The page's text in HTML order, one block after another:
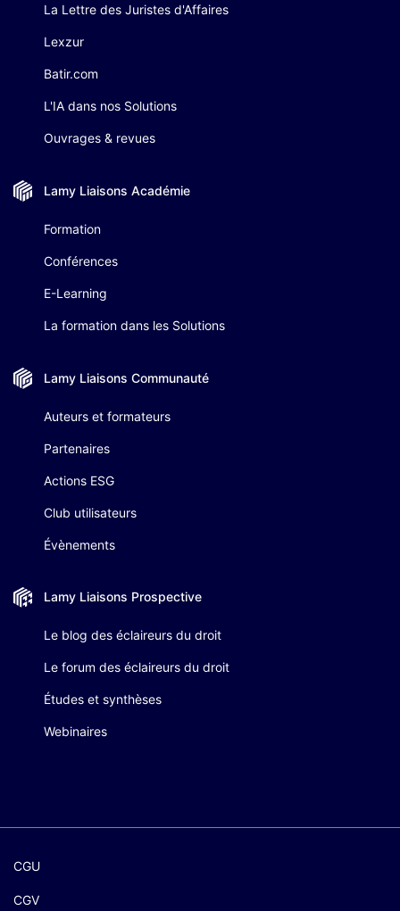
La Lettre des Juristes d'Affaires
Lexzur
Batir.com
L'IA dans nos Solutions
Ouvrages & revues
Lamy Liaisons Académie
Formation
Conférences
E-Learning
La formation dans les Solutions
Lamy Liaisons Communauté
Auteurs et formateurs
Partenaires
Actions ESG
Club utilisateurs
Évènements
Lamy Liaisons Prospective
Le blog des éclaireurs du droit
Le forum des éclaireurs du droit
Études et synthèses
Webinaires
CGU
CGV